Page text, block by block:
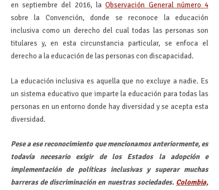
en septiembre del 2016, la Observación General número 4
sobre la Convención, donde se reconoce la educación
inclusiva como un derecho del cual todas las personas son
titulares y, en esta circunstancia particular, se enfoca el
derecho a la educación de las personas con discapacidad.
La educación inclusiva es aquella que no excluye a nadie. Es
un sistema educativo que imparte la educación para todas las
personas en un entorno donde hay diversidad y se acepta esta
diversidad.
Pese a ese reconocimiento que mencionamos anteriormente, es
todavía necesario exigir de los Estados la adopción e
implementación de políticas inclusivas y superar muchas
barreras de discriminación en nuestras sociedades. Colombia,